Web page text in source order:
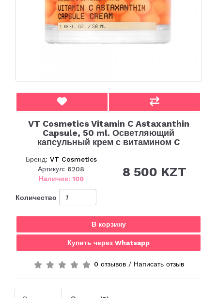
VT Cosmetics Vitamin C Astaxanthin
Capsule, 50 ml. Осветляющий
капсульный крем с витамином C
Бренд: VT Cosmetics
Артикул: 6208
Наличие: 100
8 500 KZT
Количество
В корзину
Купить через Whatsapp
0 отзывов/ Написать отзыв